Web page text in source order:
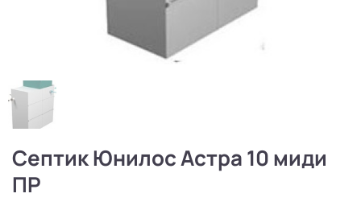
Септик Юнилос Астра 10 миди
ПР